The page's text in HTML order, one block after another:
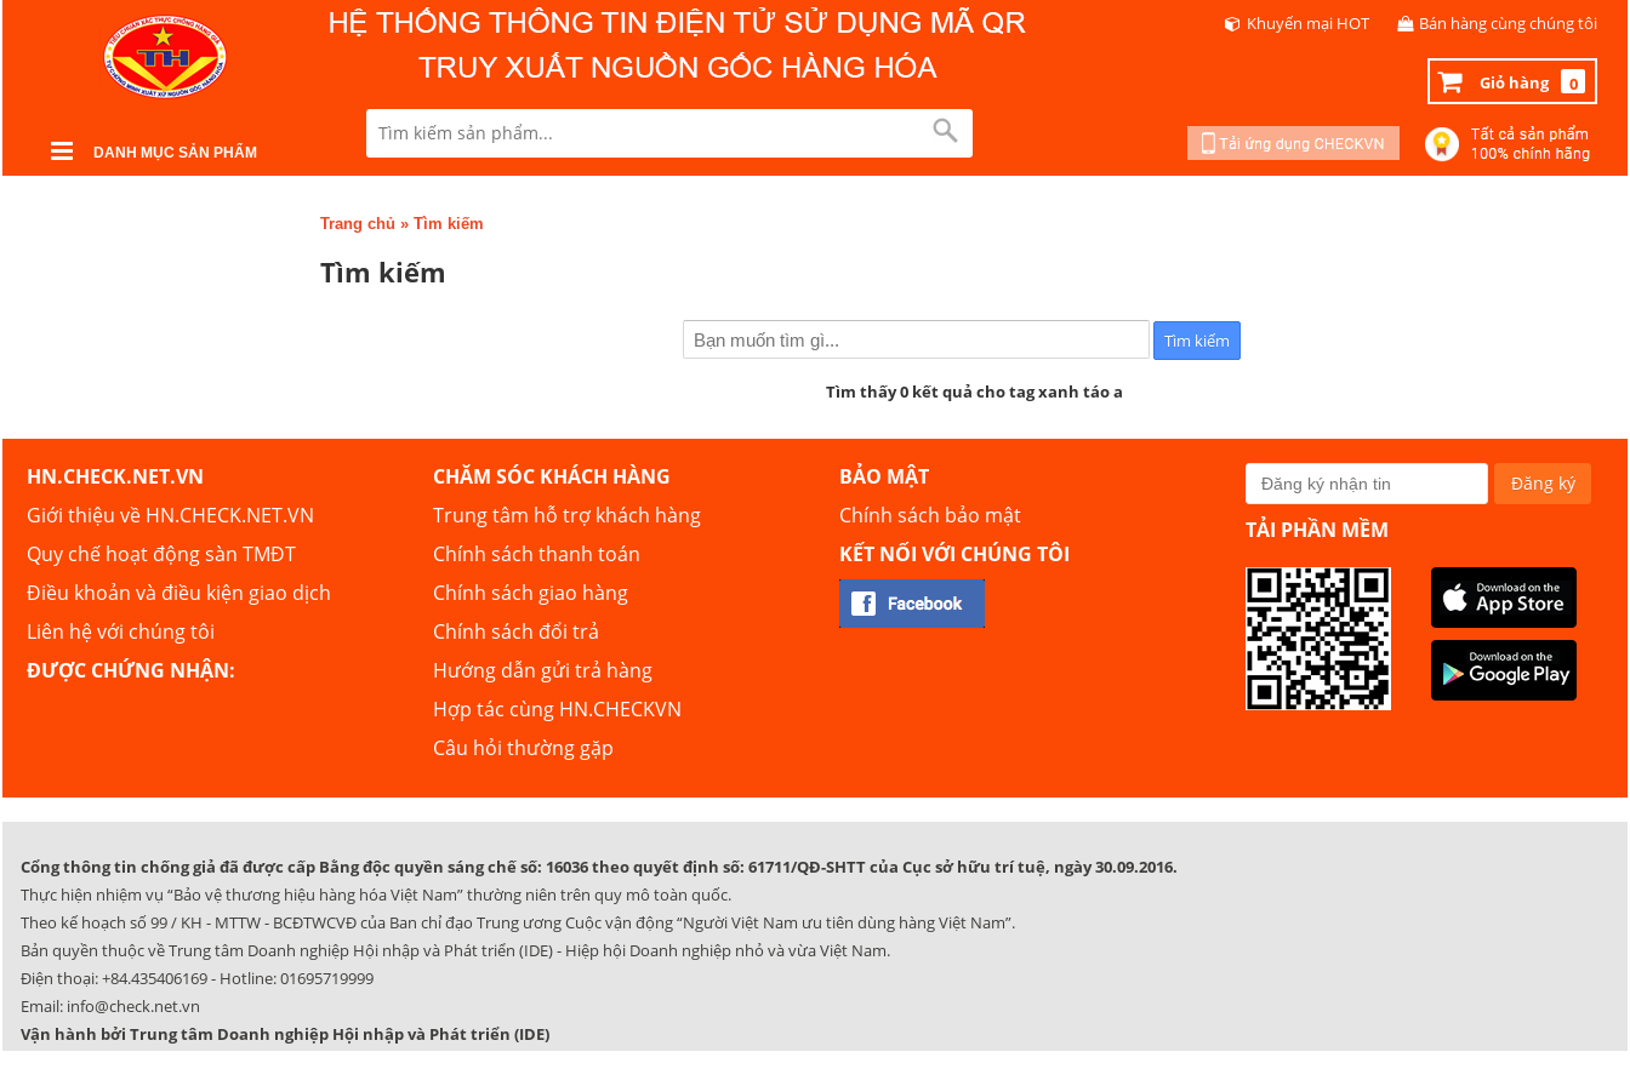
DANH MỤC SẢN PHẨM
Khuyến mại HOT Bán hàng cùng chúng tôi
Giỏ hàng 0
Trang chủ » Tìm kiếm
Tìm kiếm
Tìm thấy 0 kết quả cho tag xanh táo a
HN.CHECK.NET.VN
Giới thiệu về HN.CHECK.NET.VN
Quy chế hoạt động sàn TMĐT
Điều khoản và điều kiện giao dịch
Liên hệ với chúng tôi
ĐƯỢC CHỨNG NHẬN:
CHĂM SÓC KHÁCH HÀNG
Trung tâm hỗ trợ khách hàng
Chính sách thanh toán
Chính sách giao hàng
Chính sách đổi trả
Hướng dẫn gửi trả hàng
Hợp tác cùng HN.CHECKVN
Câu hỏi thường gặp
BẢO MẬT
Chính sách bảo mật
KẾT NỐI VỚI CHÚNG TÔI
TẢI PHẦN MỀM
Cổng thông tin chống giả đã được cấp Bằng độc quyền sáng chế số: 16036 theo quyết định số: 61711/QĐ-SHTT của Cục sở hữu trí tuệ, ngày 30.09.2016.
Thực hiện nhiệm vụ “Bảo vệ thương hiệu hàng hóa Việt Nam” thường niên trên quy mô toàn quốc.
Theo kế hoạch số 99 / KH - MTTW - BCĐTWCVĐ của Ban chỉ đạo Trung ương Cuộc vận động “Người Việt Nam ưu tiên dùng hàng Việt Nam”.
Bản quyền thuộc về Trung tâm Doanh nghiệp Hội nhập và Phát triển (IDE) - Hiệp hội Doanh nghiệp nhỏ và vừa Việt Nam.
Điện thoại:+84.435406169- Hotline:01695719999
Email: info@check.net.vn
Vận hành bởi Trung tâm Doanh nghiệp Hội nhập và Phát triển (IDE)